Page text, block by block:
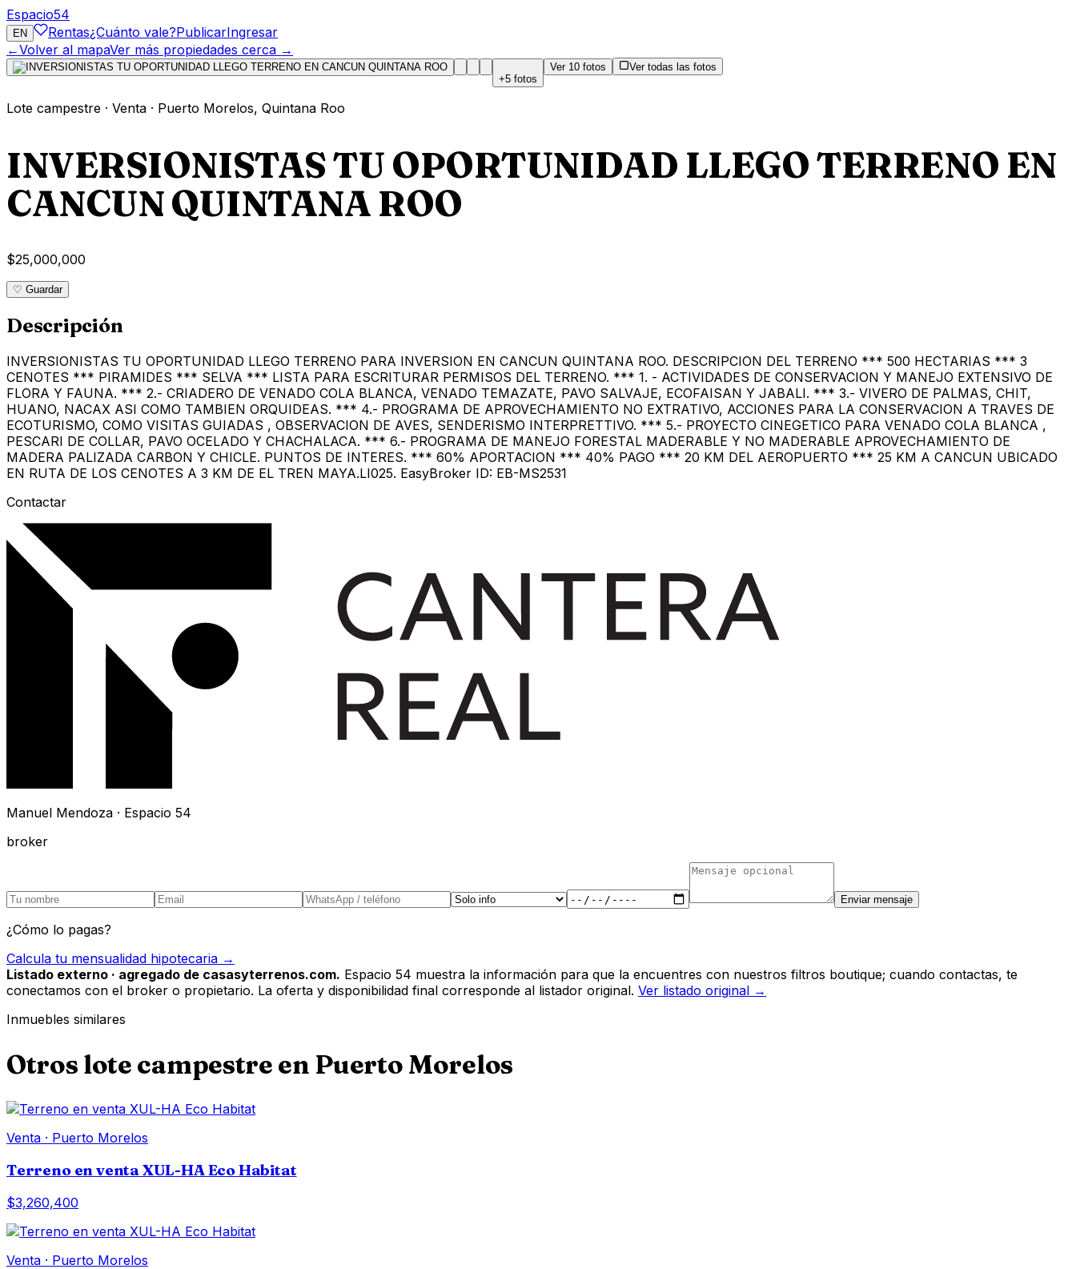
Espacio54
EN Rentas¿Cuánto vale?PublicarIngresar
←Volver al mapaVer más propiedades cerca →
+5 fotos
Ver 10 fotos Ver todas las fotos
Lote campestre · Venta · Puerto Morelos, Quintana Roo
INVERSIONISTAS TU OPORTUNIDAD LLEGO TERRENO EN
CANCUN QUINTANA ROO
$25,000,000
♡ Guardar
Descripción
INVERSIONISTAS TU OPORTUNIDAD LLEGO TERRENO PARA INVERSION EN CANCUN QUINTANA ROO. DESCRIPCION DEL TERRENO *** 500 HECTARIAS *** 3
CENOTES *** PIRAMIDES *** SELVA *** LISTA PARA ESCRITURAR PERMISOS DEL TERRENO. *** 1. - ACTIVIDADES DE CONSERVACION Y MANEJO EXTENSIVO DE
FLORA Y FAUNA. *** 2.- CRIADERO DE VENADO COLA BLANCA, VENADO TEMAZATE, PAVO SALVAJE, ECOFAISAN Y JABALI. *** 3.- VIVERO DE PALMAS, CHIT,
HUANO, NACAX ASI COMO TAMBIEN ORQUIDEAS. *** 4.- PROGRAMA DE APROVECHAMIENTO NO EXTRATIVO, ACCIONES PARA LA CONSERVACION A TRAVES DE
ECOTURISMO, COMO VISITAS GUIADAS , OBSERVACION DE AVES, SENDERISMO INTERPRETTIVO. *** 5.- PROYECTO CINEGETICO PARA VENADO COLA BLANCA ,
PESCARI DE COLLAR, PAVO OCELADO Y CHACHALACA. *** 6.- PROGRAMA DE MANEJO FORESTAL MADERABLE Y NO MADERABLE APROVECHAMIENTO DE
MADERA PALIZADA CARBON Y CHICLE. PUNTOS DE INTERES. *** 60% APORTACION *** 40% PAGO *** 20 KM DEL AEROPUERTO *** 25 KM A CANCUN UBICADO
EN RUTA DE LOS CENOTES A 3 KM DE EL TREN MAYA.LI025. EasyBroker ID: EB-MS2531
Contactar
Manuel Mendoza · Espacio 54
broker
Enviar mensaje
¿Cómo lo pagas?
Calcula tu mensualidad hipotecaria →
Listado externo · agregado de casasyterrenos.com. Espacio 54 muestra la información para que la encuentres con nuestros filtros boutique; cuando contactas, te
conectamos con el broker o propietario. La oferta y disponibilidad final corresponde al listador original. Ver listado original →
Inmuebles similares
Otros lote campestre en Puerto Morelos
Venta · Puerto Morelos
Terreno en venta XUL-HA Eco Habitat
$3,260,400
Venta · Puerto Morelos